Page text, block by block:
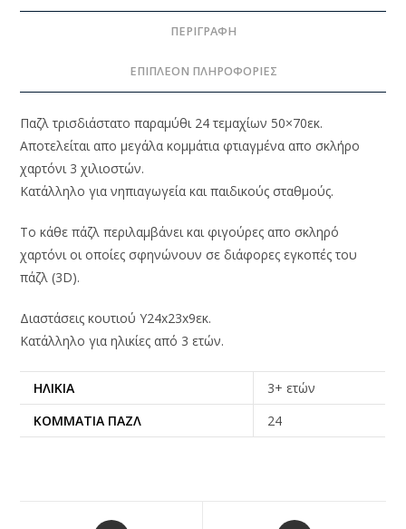
ΠΕΡΙΓΡΑΦΉ
ΕΠΙΠΛΈΟΝ ΠΛΗΡΟΦΟΡΊΕΣ
Παζλ τρισδιάστατο παραμύθι 24 τεμαχίων 50×70εκ.
Αποτελείται απο μεγάλα κομμάτια φτιαγμένα απο σκλήρο
χαρτόνι 3 χιλιοστών.
Κατάλληλο για νηπιαγωγεία και παιδικούς σταθμούς.
Το κάθε πάζλ περιλαμβάνει και φιγούρες απο σκληρό
χαρτόνι οι οποίες σφηνώνουν σε διάφορες εγκοπές του
πάζλ (3D).
Διαστάσεις κουτιού Υ24x23x9εκ.
Κατάλληλο για ηλικίες από 3 ετών.
ΗΛΙΚΊΑ
3+ ετών
ΚΟΜΜΆΤΙΑ ΠΑΖΛ
24